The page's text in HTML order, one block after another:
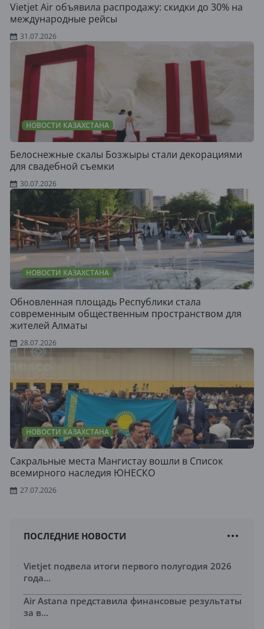
Vietjet Air объявила распродажу: скидки до 30% на
международные рейсы
31.07.2026
НОВОСТИ КАЗАХСТАНА
Белоснежные скалы Бозжыры стали декорациями
для свадебной съемки
30.07.2026
НОВОСТИ КАЗАХСТАНА
Обновленная площадь Республики стала
современным общественным пространством для
жителей Алматы
28.07.2026
НОВОСТИ КАЗАХСТАНА
Сакральные места Мангистау вошли в Список
всемирного наследия ЮНЕСКО
27.07.2026
ПОСЛЕДНИЕ НОВОСТИ
Vietjet подвела итоги первого полугодия 2026
года...
Air Astana представила финансовые результаты
за в...